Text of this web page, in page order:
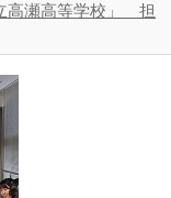
高瀬高等学校」 担